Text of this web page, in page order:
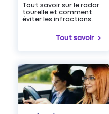
Tout savoir sur le radar
tourelle et comment
éviter les infractions.
Tout savoir